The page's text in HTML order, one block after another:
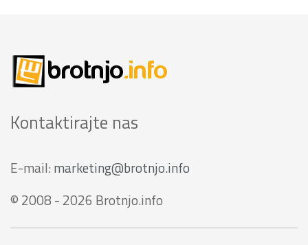
Kontaktirajte nas
E-mail: marketing@brotnjo.info
© 2008 - 2026 Brotnjo.info